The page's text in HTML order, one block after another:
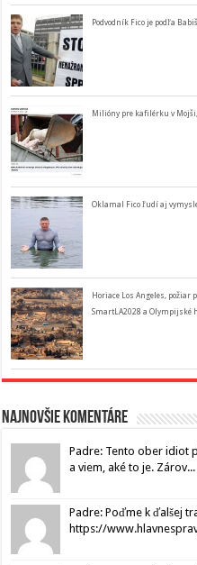
Podvodník Fico je podľa
Milióny pre kafilérku v
Oklamal Fico ľudí aj
Horiace Los Angeles,
SmartLA2028 a Olympijské
Najnovšie komentáre
Padre: Tento ober idiot
a viem, aké to je. Zárov...
Padre: Poďme k ďalšej
https://